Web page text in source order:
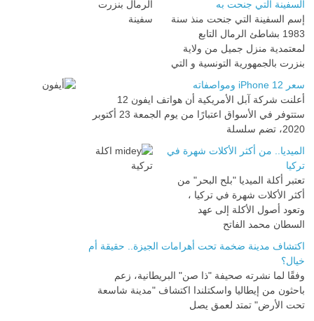
السفينة التي جنحت به
إسم السفينة التي جنحت منذ سنة
1983 بشاطئ الرمال التابع
لمعتمدية منزل جميل من ولاية
بنزرت بالجمهورية التونسية و التي
سعر iPhone 12 ومواصفاته
أعلنت شركة آبل الأمريكية أن هواتف ايفون 12
ستتوفر في الأسواق اعتبارًا من يوم الجمعة 23 أكتوبر
2020، تضم سلسلة
الميديا.. من أكثر الأكلات شهرة في
تركيا
تعتبر أكلة الميديا "بلح البحر" من
أكثر الأكلات شهرة في تركيا ،
وتعود أصول الأكلة إلى عهد
السطان محمد الفاتح
اكتشاف مدينة ضخمة تحت أهرامات الجيزة.. حقيقة أم
خيال؟
وفقًا لما نشرته صحيفة "ذا صن" البريطانية، زعم
باحثون من إيطاليا واسكتلندا اكتشاف "مدينة شاسعة
تحت الأرض" تمتد لعمق يصل